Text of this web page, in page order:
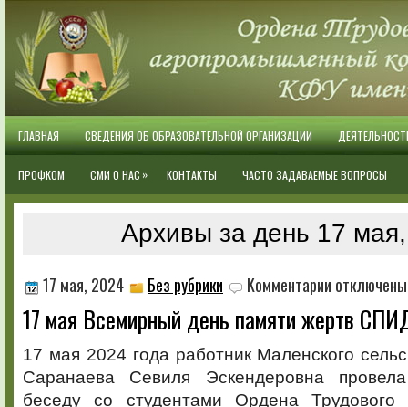
ГЛАВНАЯ СВЕДЕНИЯ ОБ ОБРАЗОВАТЕЛЬНОЙ ОРГАНИЗАЦИИ
ПРОФКОМ СМИ О НАС » КОНТАКТЫ ЧАСТО ЗАДАВАЕМЫЕ ВОПРОСЫ
Архивы за день 17
17 мая, 2024 Без рубрики Комментарии записи
17
мая
день
памяти
жертв
отключены
17 мая Всемирный день памяти жертв
17 мая 2024 года работник Маленского
Саранаева Севиля Эскендеровна
беседу со студентами Ордена Трудового